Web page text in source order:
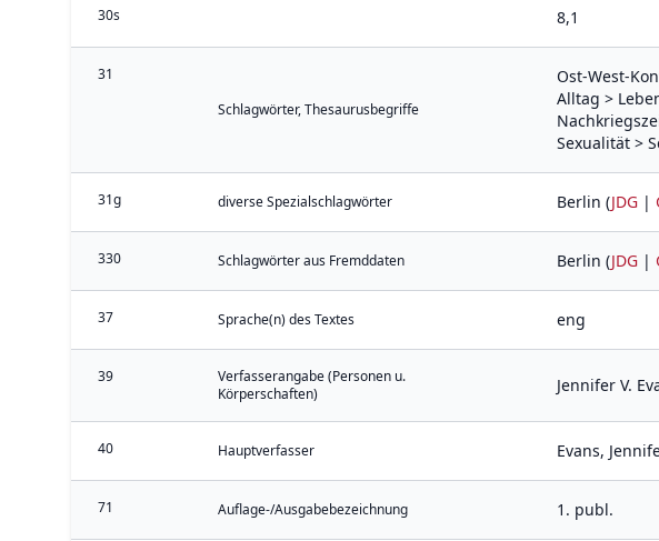
30s 8,1
31
Schlagwörter, Thesaurusbegriffe
Ost-West-
Alltag >
Sexualität >
31g diverse Spezialschlagwörter Berlin (JDG |
330 Schlagwörter aus Fremddaten Berlin (JDG |
37 Sprache(n) des Textes eng
39
Verfasserangabe (Personen u.
Körperschaften)
Jennifer V.
40 Hauptverfasser Evans,
71 Auflage-/Ausgabebezeichnung 1. publ.